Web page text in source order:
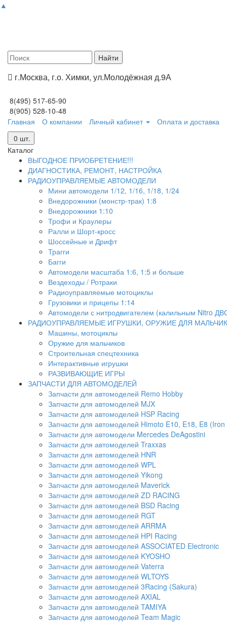
▲
г.Москва, г.о. Химки, ул.Молодёжная д.9А
8(495) 517-65-90
8(905) 528-10-48
Главная
О компании Личный кабинет Оплата и доставка
0 шт.
Каталог
ВЫГОДНОЕ ПРИОБРЕТЕНИЕ!!!
ДИАГНОСТИКА, РЕМОНТ, НАСТРОЙКА
РАДИОУПРАВЛЯЕМЫЕ АВТОМОДЕЛИ
Мини автомодели 1/12, 1/16, 1/18, 1/24
Внедорожники (монстр-трак) 1:8
Внедорожники 1:10
Трофи и Краулеры
Ралли и Шорт-кросс
Шоссейные и Дрифт
Трагги
Багги
Автомодели масштаба 1:6, 1:5 и больше
Вездеходы / Ротраки
Радиоуправляемые мотоциклы
Грузовики и прицепы 1:14
Автомодели с нитродвигателем (калильным Nitro
РАДИОУПРАВЛЯЕМЫЕ ИГРУШКИ, ОРУЖИЕ ДЛЯ
Машины, мотоциклы
Оружие для мальчиков
Строительная спецтехника
Интерактивные игрушки
РАЗВИВАЮЩИЕ ИГРЫ
ЗАПЧАСТИ ДЛЯ АВТОМОДЕЛЕЙ
Запчасти для автомоделей Remo Hobby
Запчасти для автомоделей MJX
Запчасти для автомоделей HSP Racing
Запчасти для автомоделей Himoto E10, E18, E8
Запчасти для автомодели Mercedes DeAgostini
Запчасти для автомоделей Traxxas
Запчасти для автомоделей HNR
Запчасти для автомоделей WPL
Запчасти для автомоделей Yikong
Запчасти для автомоделей Maverick
Запчасти для автомоделей ZD RACING
Запчасти для автомоделей BSD Racing
Запчасти для автомоделей RGT
Запчасти для автомоделей ARRMA
Запчасти для автомоделей HPI Racing
Запчасти для автомоделей ASSOCIATED Electronic
Запчасти для автомоделей KYOSHO
Запчасти для автомоделей Vaterra
Запчасти для автомоделей WLTOYS
Запчасти для автомоделей 3Racing (Sakura)
Запчасти для автомоделей AXIAL
Запчасти для автомоделей TAMIYA
Запчасти для автомоделей Team Magic